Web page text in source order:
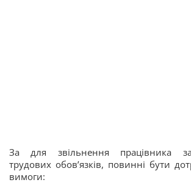
За для звільнення працівника
трудових обов’язків, повинні бути
вимоги: